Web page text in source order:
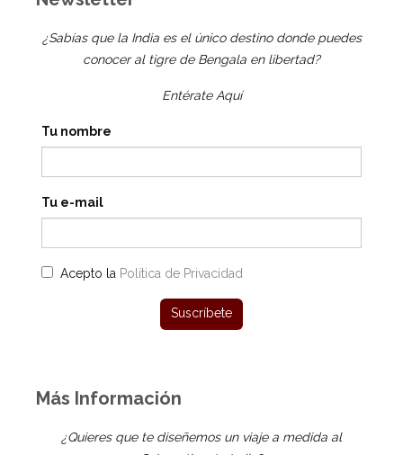
¿Sabías que la India es el único destino donde puedes
conocer al tigre de Bengala en libertad?
Entérate Aquí
Tu nombre
Tu e-mail
Acepto la Política de Privacidad
Más Información
¿Quieres que te diseñemos un viaje a medida al